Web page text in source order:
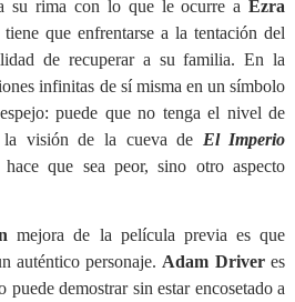
su rima con lo que le ocurre aEzra
que enfrentarse a la tentación del
de recuperar a su familia. En la
infinitas de sí misma en un símbolo
puede que no tenga el nivel de
la visión de la cueva de El Imperio
que sea peor, sino otro aspecto
mejora de la película previa es que
auténtico personaje. Adam Driveres
demostrar sin estar encosetado a